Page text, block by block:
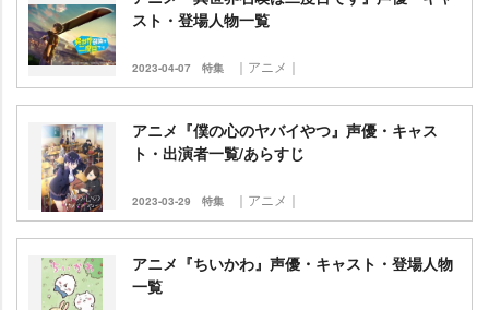
スト・登場人物一覧
2023-04-07 特集 ｜アニメ｜
アニメ『僕の心のヤバイやつ』声優・キャス
ト・出演者一覧/あらすじ
2023-03-29 特集 ｜アニメ｜
アニメ『ちいかわ』声優・キャスト・登場人物
一覧